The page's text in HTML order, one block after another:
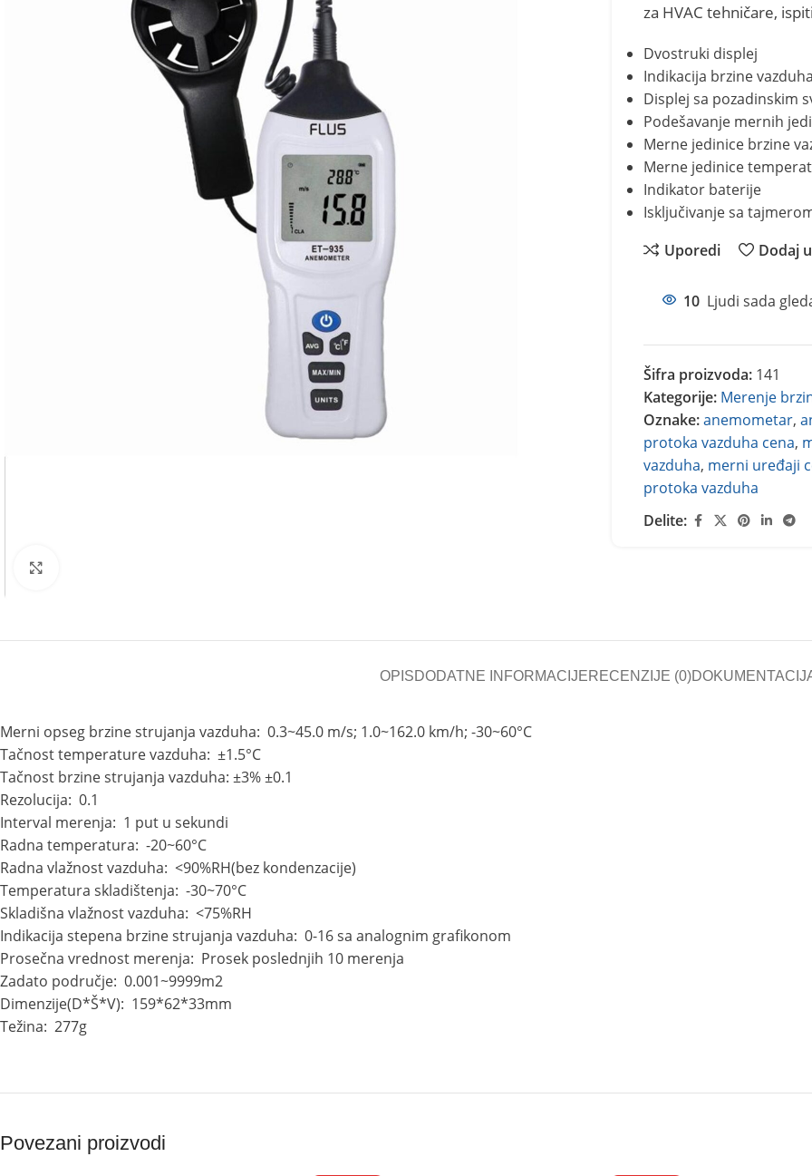
za HVAC tehničare,
Dvostruki displej
Indikacija brzine vazduha
Displej sa pozadinskim
Podešavanje mernih
Merne jedinice brzine
Merne jedinice
Indikator baterije
Isključivanje sa
Uporedi
Dodaj
10 Ljudi sada
Šifra proizvoda: 141
Kategorije: Merenje
Oznake:anemometar,
protoka vazduha cena,
vazduha, merni uređaji
protoka vazduha
Delite:
OPISDODATNE INFORMACIJERECENZIJE (0)
Merni opseg brzine strujanja vazduha: 0.3~45.0 m/s; 1.0~162.0 km/h; -30~60°C
Tačnost temperature vazduha: ±1.5°C
Tačnost brzine strujanja vazduha: ±3% ±0.1
Rezolucija: 0.1
Interval merenja: 1 put u sekundi
Radna temperatura: -20~60°C
Radna vlažnost vazduha: <90%RH(bez kondenzacije)
Temperatura skladištenja: -30~70°C
Skladišna vlažnost vazduha: <75%RH
Indikacija stepena brzine strujanja vazduha: 0-16 sa analognim grafikonom
Prosečna vrednost merenja: Prosek poslednjih 10 merenja
Zadato područje: 0.001~9999m2
Dimenzije(D*Š*V): 159*62*33mm
Težina: 277g
Povezani proizvodi